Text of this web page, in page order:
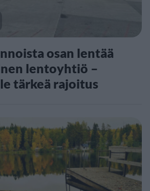
osan lentää
lentoyhtiö –
tärkeä rajoitus